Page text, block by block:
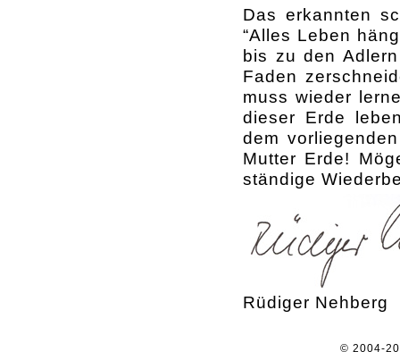
Das erkannten
“Alles Leben
bis zu den
Faden
muss wieder
dieser Erde
dem
Mutter Erde!
ständige
Rüdiger Nehberg
© 2004-